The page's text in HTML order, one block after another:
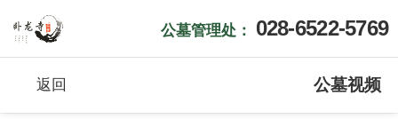
公墓管理处： 028-6522-5769
返回 公墓视频